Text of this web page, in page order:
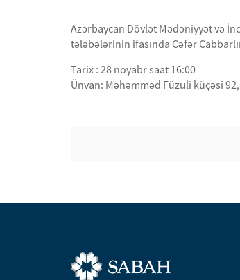
Azərbaycan Dövlət Mədəniyyət və
tələbələrinin ifasında Cəfər
Tarix : 28 noyabr saat 16:00
Ünvan: Məhəmməd Füzuli küçəsi